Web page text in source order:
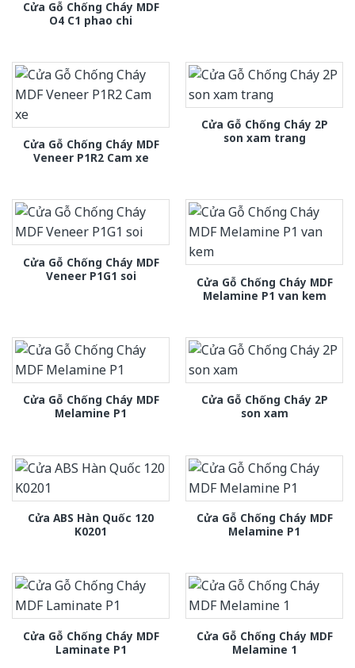
Cửa Gỗ Chống Cháy MDF
O4 C1 phao chi
Cửa Gỗ Chống Cháy MDF
Veneer P1R2 Cam xe
Cửa Gỗ Chống Cháy 2P
son xam trang
Cửa Gỗ Chống Cháy MDF
Veneer P1G1 soi
Cửa Gỗ Chống Cháy MDF
Melamine P1 van kem
Cửa Gỗ Chống Cháy MDF
Melamine P1
Cửa Gỗ Chống Cháy 2P
son xam
Cửa ABS Hàn Quốc 120
K0201
Cửa Gỗ Chống Cháy MDF
Melamine P1
Cửa Gỗ Chống Cháy MDF
Laminate P1
Cửa Gỗ Chống Cháy MDF
Melamine 1